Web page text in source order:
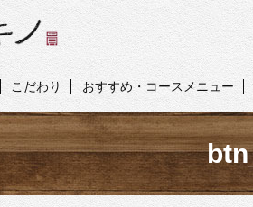
こだわり おすすめ・コースメニュー